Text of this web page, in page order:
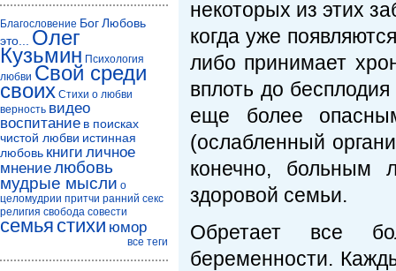
некоторых из этих
когда уже
либо принимает
вплоть до
еще более
(ослабленный
конечно, больным
здоровой семьи.
Обретает все
беременности.
Благословение БогЛюбовь
это...
Олег
Кузьмин Психология
любви Свой среди
своих Стихи о любви
верность видео
воспитание в поисках
чистой любви истинная
любовь книги личное
мнениелюбовь
мудрые мысли о
целомудрии притчи ранний секс
религия свобода совести
семья стихи юмор
все теги